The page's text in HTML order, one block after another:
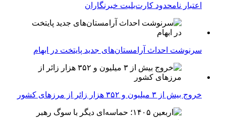
اعتبار نامحدود کارت‌بلیت خبرنگاران
سرنوشت احداث آرامستان‌های جدید پایتخت در ابهام
خروج بیش از ۳ میلیون و ۳۵۲ هزار زائر از مرزهای کشور